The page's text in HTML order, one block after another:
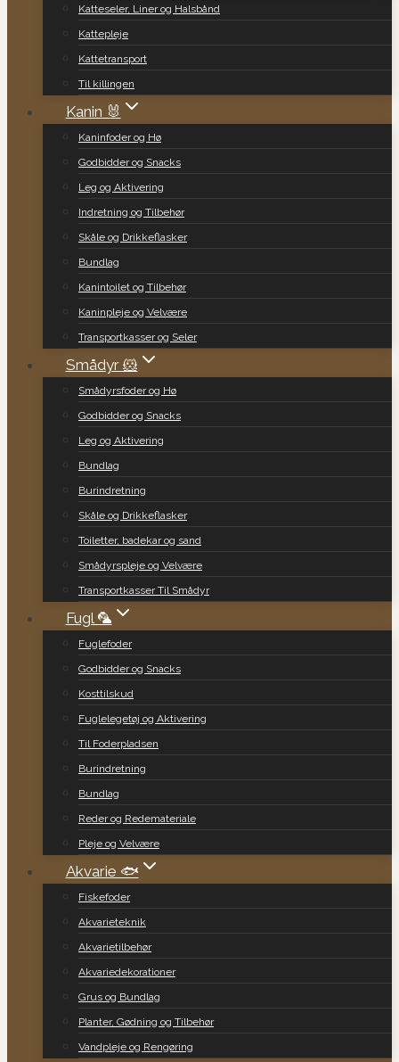
Katteseler, Liner og Halsbånd
Kattepleje
Kattetransport
Til killingen
Kanin 🐰
Kaninfoder og Hø
Godbidder og Snacks
Leg og Aktivering
Indretning og Tilbehør
Skåle og Drikkeflasker
Bundlag
Kanintoilet og Tilbehør
Kaninpleje og Velvære
Transportkasser og Seler
Smådyr 🐹
Smådyrsfoder og Hø
Godbidder og Snacks
Leg og Aktivering
Bundlag
Burindretning
Skåle og Drikkeflasker
Toiletter, badekar og sand
Smådyrspleje og Velvære
Transportkasser Til Smådyr
Fugl 🦜
Fuglefoder
Godbidder og Snacks
Kosttilskud
Fuglelegetøj og Aktivering
Til Foderpladsen
Burindretning
Bundlag
Reder og Redemateriale
Pleje og Velvære
Akvarie 🐟
Fiskefoder
Akvarieteknik
Akvarietilbehør
Akvariedekorationer
Grus og Bundlag
Planter, Gødning og Tilbehør
Vandpleje og Rengøring